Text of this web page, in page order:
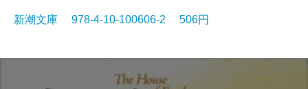
新潮文庫 978-4-10-100606-2 506円